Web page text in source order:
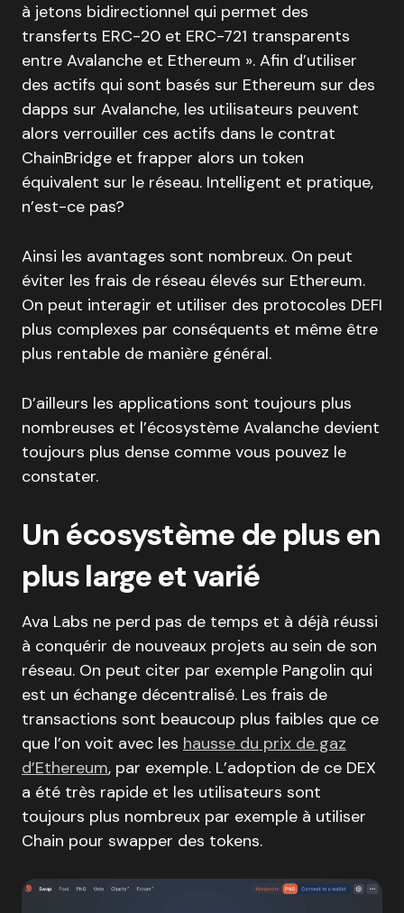
à jetons bidirectionnel qui permet des
transferts ERC-20 et ERC-721 transparents
entre Avalanche et Ethereum ». Afin d’utiliser
des actifs qui sont basés sur Ethereum sur des
dapps sur Avalanche, les utilisateurs peuvent
alors verrouiller ces actifs dans le contrat
ChainBridge et frapper alors un token
équivalent sur le réseau. Intelligent et pratique,
n’est-ce pas?
Ainsi les avantages sont nombreux. On peut
éviter les frais de réseau élevés sur Ethereum.
On peut interagir et utiliser des protocoles DEFI
plus complexes par conséquents et même être
plus rentable de manière général.
D’ailleurs les applications sont toujours plus
nombreuses et l’écosystème Avalanche devient
toujours plus dense comme vous pouvez le
constater.
Un écosystème de plus en
plus large et varié
Ava Labs ne perd pas de temps et à déjà réussi
à conquérir de nouveaux projets au sein de son
réseau. On peut citer par exemple Pangolin qui
est un échange décentralisé. Les frais de
transactions sont beaucoup plus faibles que ce
que l’on voit avec les hausse du prix de gaz
d’Ethereum, par exemple. L’adoption de ce DEX
a été très rapide et les utilisateurs sont
toujours plus nombreux par exemple à utiliser
Chain pour swapper des tokens.